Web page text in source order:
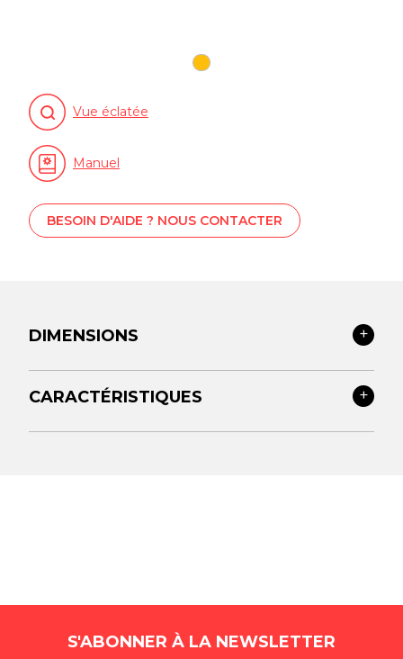
Vue éclatée
Manuel
BESOIN D'AIDE ? NOUS CONTACTER
DIMENSIONS
CARACTÉRISTIQUES
S'ABONNER À LA NEWSLETTER